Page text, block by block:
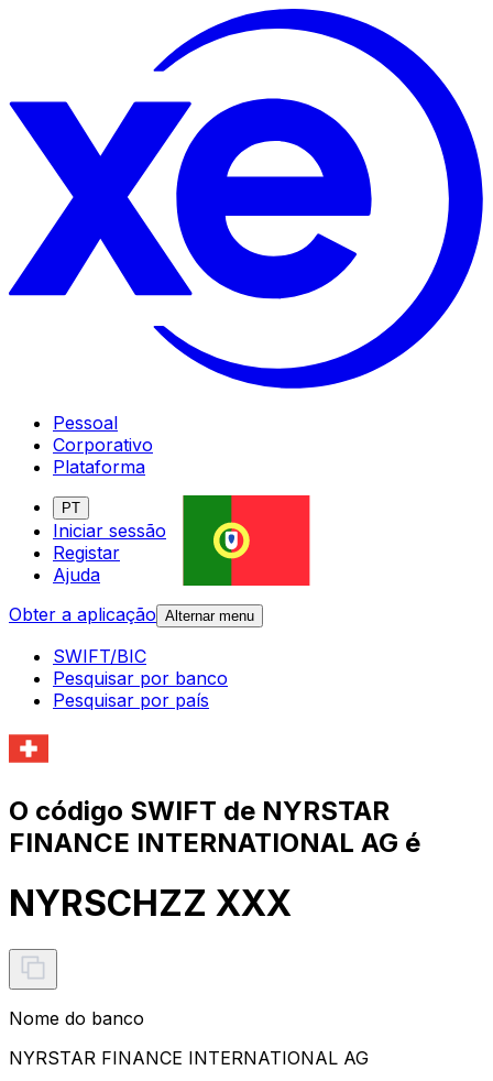
Pessoal
Corporativo
Plataforma
PT
Iniciar sessão
Registar
Ajuda
Obter a aplicação Alternar menu
SWIFT/BIC
Pesquisar por banco
Pesquisar por país
O código SWIFT de NYRSTAR
FINANCE INTERNATIONAL AG é
NYRSCHZZ XXX
Nome do banco
NYRSTAR FINANCE INTERNATIONAL AG